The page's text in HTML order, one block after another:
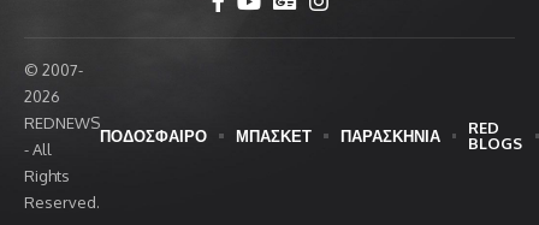
© 2007-
2026
REDNEWS
- All
Rights
Reserved.
ΠΟΔΟΣΦΑΙΡΟ ΜΠΑΣΚΕΤ ΠΑΡΑΣΚΗΝΙΑ
RED
BLOGS